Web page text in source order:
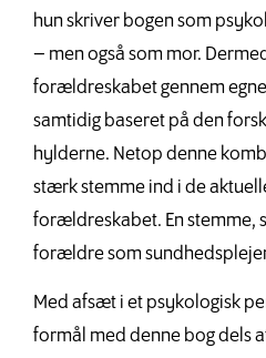
hun skriver bogen som
– men også som mor.
forældreskabet gennem
samtidig baseret på den
hylderne. Netop denne
stærk stemme ind i de
forældreskabet. En stemme,
forældre som
Med afsæt i et psykologisk
formål med denne bog